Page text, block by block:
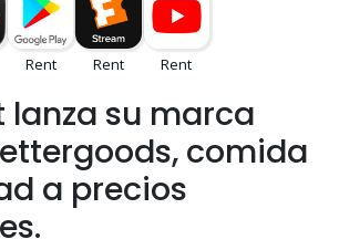
su marca
comida
a precios